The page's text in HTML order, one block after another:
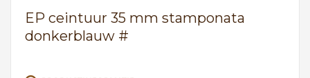
EP ceintuur 35 mm stamponata
donkerblauw #